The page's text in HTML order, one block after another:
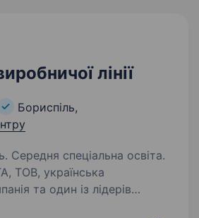
лінії
Бориспіль,
Середня спеціальна освіта.
ТОВ, українська
та один із лідерів